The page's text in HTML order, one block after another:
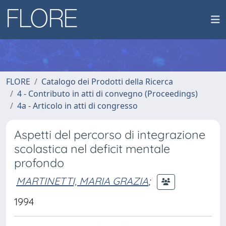
FLORE
Catalogo dei Prodotti della Ricerca
4 - Contributo in atti di convegno (Proceedings)
4a - Articolo in atti di congresso
Aspetti del percorso di integrazione
scolastica nel deficit mentale
profondo
MARTINETTI, MARIA GRAZIA;
1994